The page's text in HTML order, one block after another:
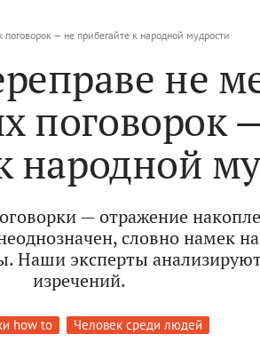
— не прибегайте к народной мудрости
не
поговорок
народной
— отражение
словно намек
Наши эксперты
изречений.
how to Человек среди людей